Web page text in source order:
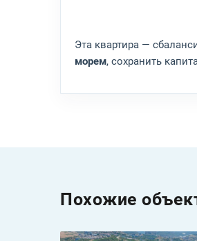
Эта квартира —
морем, сохранить
Похожие